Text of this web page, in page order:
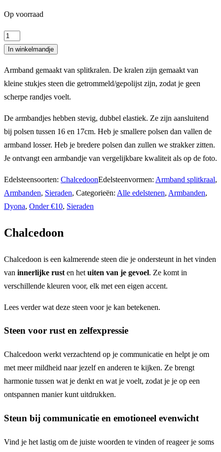
Op voorraad
Splitarmband
chalcedoon
In winkelmandje
Armband gemaakt van splitkralen. De kralen zijn gemaakt van
kleine stukjes steen die getrommeld/gepolijst zijn, zodat je geen
scherpe randjes voelt.
De armbandjes hebben stevig, dubbel elastiek. Ze zijn aansluitend
bij polsen tussen 16 en 17cm. Heb je smallere polsen dan vallen de
armband losser. Heb je bredere polsen dan zullen we strakker zitten.
Je ontvangt een armbandje van vergelijkbare kwaliteit als op de foto.
Edelsteensoorten: ChalcedoonEdelsteenvormen: Armband splitkraal,
Armbanden, Sieraden, Categorieën: Alle edelstenen, Armbanden,
Dyona, Onder €10, Sieraden
Chalcedoon
Chalcedoon is een kalmerende steen die je ondersteunt in het vinden
van innerlijke rust en het uiten van je gevoel. Ze komt in
verschillende kleuren voor, elk met een eigen accent.
Lees verder wat deze steen voor je kan betekenen.
Steen voor rust en zelfexpressie
Chalcedoon werkt verzachtend op je communicatie en helpt je om
met meer mildheid naar jezelf en anderen te kijken. Ze brengt
harmonie tussen wat je denkt en wat je voelt, zodat je je op een
ontspannen manier kunt uitdrukken.
Steun bij communicatie en emotioneel evenwicht
Vind je het lastig om de juiste woorden te vinden of reageer je soms